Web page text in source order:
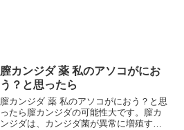
膣カンジダ 薬 私のアソコがにお
う？と思ったら
膣カンジダ 薬 私のアソコがにおう？と思
ったら膣カンジダの可能性大です。膣カ
ンジダは、カンジダ菌が異常に増殖する